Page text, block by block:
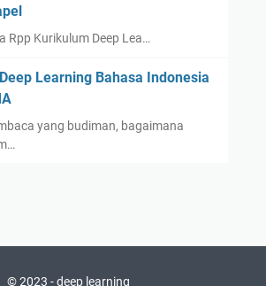
Rpp Kurikulum Deep Lea…
Learning Bahasa Indonesia
yang budiman, bagaimana
© 2023 -deep learning